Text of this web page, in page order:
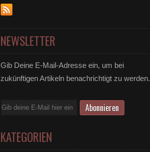
NEWSLETTER
Gib Deine E-Mail-Adresse ein, um bei
zukünftigen Artikeln benachrichtigt zu werden.
E-
KATEGORIEN